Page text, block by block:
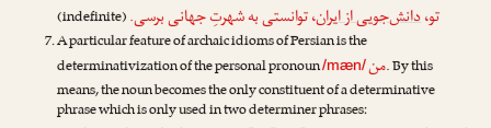
تو،دانش‌جویی از ایران، توانستی به شهرتِ جهانی برسی.(indefinite)
A particular feature of archaic idioms of Persian is the
determinativization of the personal pronoun/mæn/من. By this
means, the noun becomes the only constituent of a determinative
phrase which is only used in two determiner phrases: